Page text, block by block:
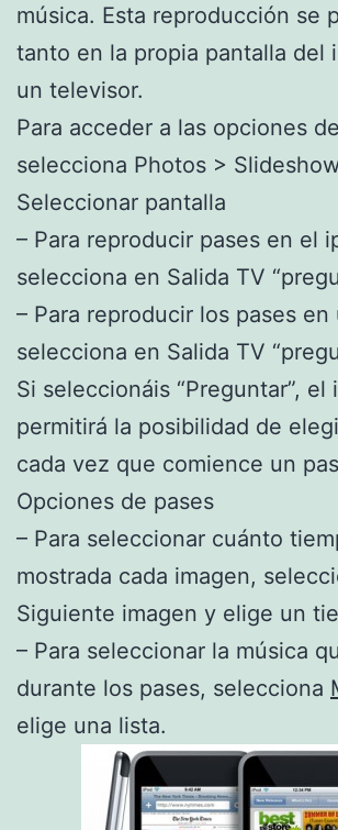
música. Esta reproducción se
tanto en la propia pantalla del
un televisor.
Para acceder a las opciones
selecciona Photos >
Seleccionar pantalla
– Para reproducir pases en el
selecciona en Salida TV
– Para reproducir los pases en
selecciona en Salida TV
Si seleccionáis “Preguntar”, el
permitirá la posibilidad de
cada vez que comience un
Opciones de pases
– Para seleccionar cuánto
mostrada cada imagen,
Siguiente imagen y elige un
– Para seleccionar la música
durante los pases, selecciona
elige una lista.